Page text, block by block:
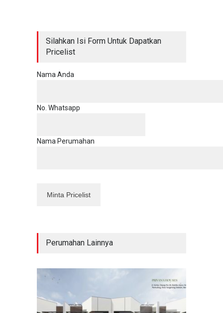
Silahkan Isi Form Untuk Dapatkan
Pricelist
Nama Anda
No. Whatsapp
Nama Perumahan
Perumahan Lainnya